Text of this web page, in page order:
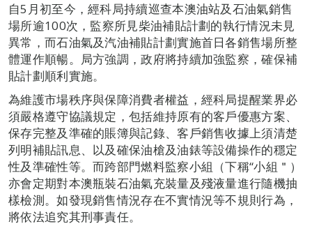
自5月初至今，經科局持續巡查本澳油站及石油氣銷售
場所逾100次，監察所見柴油補貼計劃的執行情況未見
異常，而石油氣及汽油補貼計劃實施首日各銷售場所整
體運作順暢。局方強調，政府將持續加強監察，確保補
貼計劃順利實施。
為維護市場秩序與保障消費者權益，經科局提醒業界必
須嚴格遵守協議規定，包括維持原有的客戶優惠方案、
保存完整及準確的賬簿與記錄、客戶銷售收據上須清楚
列明補貼訊息、以及確保油槍及油錶等設備操作的穩定
性及準確性等。而跨部門燃料監察小組（下稱“小組＂）
亦會定期對本澳瓶裝石油氣充裝量及殘液量進行隨機抽
樣檢測。如發現銷售情況存在不實情況等不規則行為，
將依法追究其刑事責任。